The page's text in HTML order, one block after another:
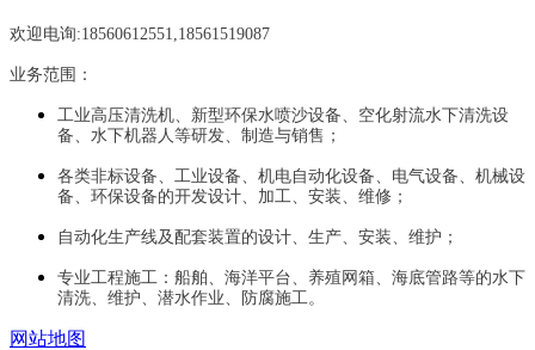
欢迎电询:18560612551,18561519087
业务范围：
工业高压清洗机、新型环保水喷沙设备、空化射流水下清洗设
备、水下机器人等研发、制造与销售；
各类非标设备、工业设备、机电自动化设备、电气设备、机械设
备、环保设备的开发设计、加工、安装、维修；
自动化生产线及配套装置的设计、生产、安装、维护；
专业工程施工：船舶、海洋平台、养殖网箱、海底管路等的水下
清洗、维护、潜水作业、防腐施工。
网站地图